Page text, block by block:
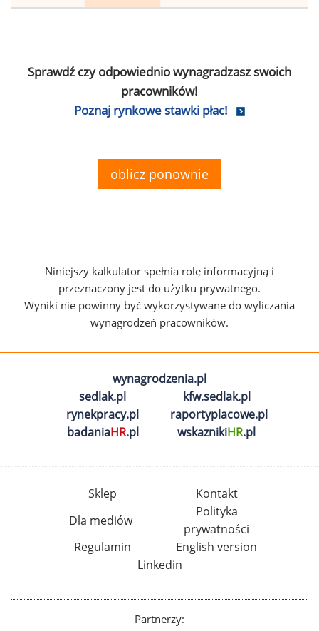
Sprawdź czy odpowiednio wynagradzasz swoich
pracowników!
Poznaj rynkowe stawki płac!
oblicz ponownie
Niniejszy kalkulator spełnia rolę informacyjną i
przeznaczony jest do użytku prywatnego.
Wyniki nie powinny być wykorzystywane do wyliczania
wynagrodzeń pracowników.
wynagrodzenia.pl
sedlak.pl
kfw.sedlak.pl
rynekpracy.pl
raportyplacowe.pl
badaniaHR.pl wskaznikiHR.pl
Sklep
Kontakt
Dla mediów
Polityka
prywatności
Regulamin
English version
Linkedin
Partnerzy: